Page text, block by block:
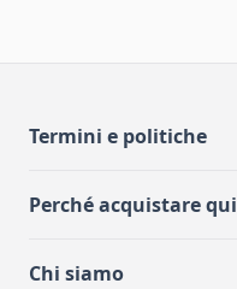
Termini e politiche
Perché acquistare qui
Chi siamo